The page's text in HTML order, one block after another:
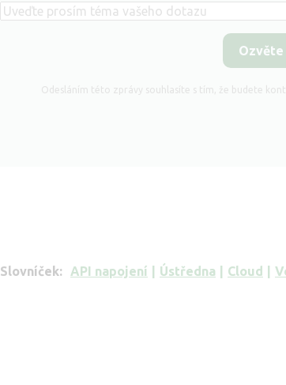
Téma
poptávky
Odesláním této zprávy souhlasíte s tím, že budete
Slovníček API napojení Ústředna Cloud